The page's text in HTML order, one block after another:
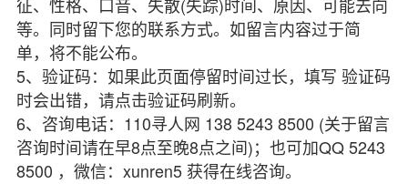
等。同时留下您的联系方式。如留言内容过于简
单，将不能公布。
5、验证码：如果此页面停留时间过长，填写 验证码
时会出错，请点击验证码刷新。
6、咨询电话：110寻人网 138 5243 8500 (关于留言
咨询时间请在早8点至晚8点之间)；也可加QQ 5243
8500 ，微信：xunren5 获得在线咨询。